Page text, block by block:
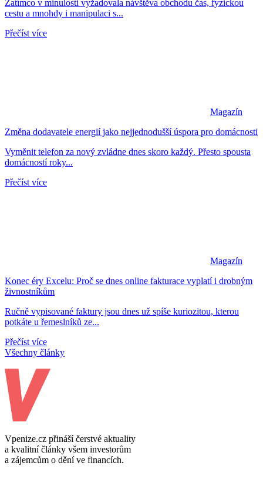
Zatímco v minulosti vyžadovala návštěva obchodu čas, fyzickou
cestu a mnohdy i manipulaci s...
Přečíst více
Magazín
Změna dodavatele energií jako nejjednodušší úspora pro domácnosti
Vyměnit telefon za nový zvládne dnes skoro každý. Přesto spousta
domácností roky...
Přečíst více
Magazín
Konec éry Excelu: Proč se dnes online fakturace vyplatí i drobným
živnostníkům
Ručně vypisované faktury jsou dnes už spíše kuriozitou, kterou
potkáte u řemeslníků ze...
Přečíst více
Všechny články
Vpenize.cz přináší čerstvé aktuality
a kvalitní články všem investorům
a zájemcům o dění ve financích.